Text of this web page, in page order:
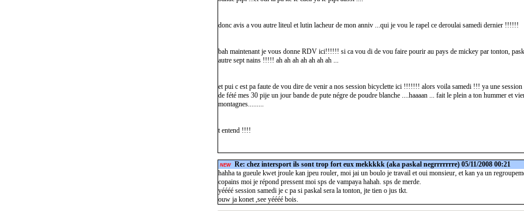
donc avis a vou autre liteul et lutin lacheur de mon anniv ...qui je vou le rapel ce deroulai samedi dernier !!!!!!
bah maintenant je vous donne RDV ici!!!!!! si ca vou di de vou faire pourir au pays de mickey par tonton,
autre sept nains !!!!! ah ah ah ah ah ah ah ...
et pui c est pa faute de vou dire de venir a nos session bicyclette ici !!!!!!! alors voila samedi !!! ya une session
de fété mes 30 pije un jour bande de pute négre de poudre blanche ....haaaan ... fait le plein a ton hummer et
montagnes.........
t entend !!!!
NEW Re: chez intersport ils sont trop fort eux mekkkkk (aka paskal negrrrrrrre) 05/11/2008 00:21
hahha ta gueule kwet jroule kan jpeu rouler, moi jai un boulo je travail et oui monsieur, et kan ya un
copains moi je répond pressent moi sps de vampaya hahah. sps de merde.
yéééé session samedi je c pa si paskal sera la tonton, jte tien o jus tkt.
ouw ja konet ,see yéééé bois.